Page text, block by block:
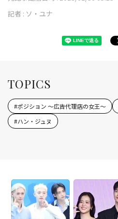
記者 : ソ・ユナ
TOPICS
#ポジション ～広告代理店の女王～
#ハン・ジュヌ